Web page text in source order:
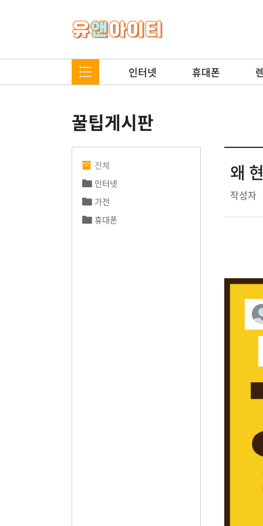
인터넷 휴대폰
꿀팁게시판
전체
인터넷
가전
휴대폰
왜
작성자